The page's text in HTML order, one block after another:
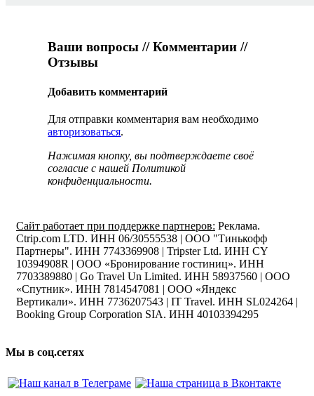
Ваши вопросы // Комментарии //
Отзывы
Добавить комментарий
Для отправки комментария вам необходимо
авторизоваться.
Нажимая кнопку, вы подтверждаете своё
согласие с нашей Политикой
конфиденциальности.
Сайт работает при поддержке партнеров: Реклама.
Ctrip.com LTD. ИНН 06/30555538 | ООО "Тинькофф
Партнеры". ИНН 7743369908 | Tripster Ltd. ИНН CY
10394908R | ООО «Бронирование гостиниц». ИНН
7703389880 | Go Travel Un Limited. ИНН 58937560 | ООО
«Спутник». ИНН 7814547081 | ООО «Яндекс
Вертикали». ИНН 7736207543 | IT Travel. ИНН SL024264 |
Booking Group Corporation SIA. ИНН 40103394295
Мы в соц.сетях